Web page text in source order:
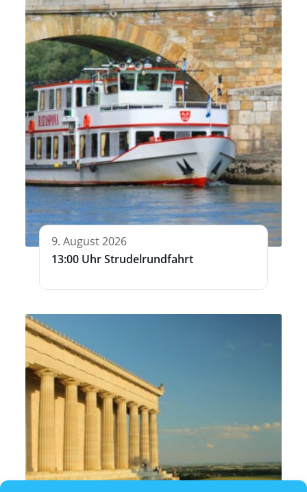
9. August 2026
13:00 Uhr Strudelrundfahrt